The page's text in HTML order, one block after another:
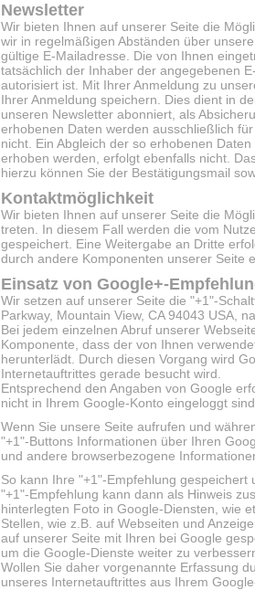
Newsletter
Wir bieten Ihnen auf unserer Seite die
wir in regelmäßigen Abständen über
gültige E-Mailadresse. Die von Ihnen
tatsächlich der Inhaber der angegebenen
autorisiert ist. Mit Ihrer Anmeldung zu
Ihrer Anmeldung speichern. Dies dient in
unseren Newsletter abonniert, als
erhobenen Daten werden ausschließlich
nicht. Ein Abgleich der so erhobenen
erhoben werden, erfolgt ebenfalls nicht.
hierzu können Sie der Bestätigungsmail
Kontaktmöglichkeit
Wir bieten Ihnen auf unserer Seite die
treten. In diesem Fall werden die vom
gespeichert. Eine Weitergabe an Dritte
durch andere Komponenten unserer Seite
Einsatz von Google+-
Wir setzen auf unserer Seite die "+1"-
Parkway, Mountain View, CA 94043 USA,
Bei jedem einzelnen Abruf unserer
Komponente, dass der von Ihnen
herunterlädt. Durch diesen Vorgang wird
Internetauftrittes gerade besucht wird.
Entsprechend den Angaben von Google
nicht in Ihrem Google-Konto eingeloggt sind.
Wenn Sie unsere Seite aufrufen und
"+1"-Buttons Informationen über Ihren
und andere browserbezogene
So kann Ihre "+1"-Empfehlung
"+1"-Empfehlung kann dann als Hinweis
hinterlegten Foto in Google-Diensten, wie
Stellen, wie z.B. auf Webseiten und
auf unserer Seite mit Ihren bei Google
um die Google-Dienste weiter zu
Wollen Sie daher vorgenannte Erfassung
unseres Internetauftrittes aus Ihrem